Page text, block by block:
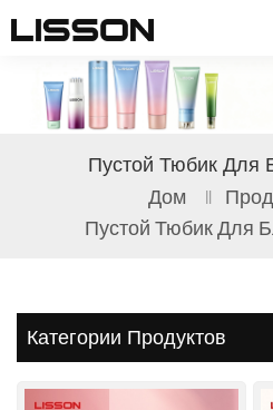
English
français
русский
português
العربية
Пустой Тюбик Для
Дом
Пустой Тюбик Для
Категории Продуктов